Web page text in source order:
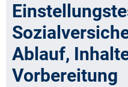
Ablauf,
Vorbereitung